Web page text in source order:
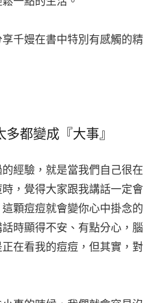
千嫚在書中特別有感觸的精
都變成『大事』
經驗，就是當我們自己很在
，覺得大家跟我講話一定會
顆痘痘就會變你心中掛念的
時顯得不安、有點分心，腦
在看我的痘痘，但其實，對